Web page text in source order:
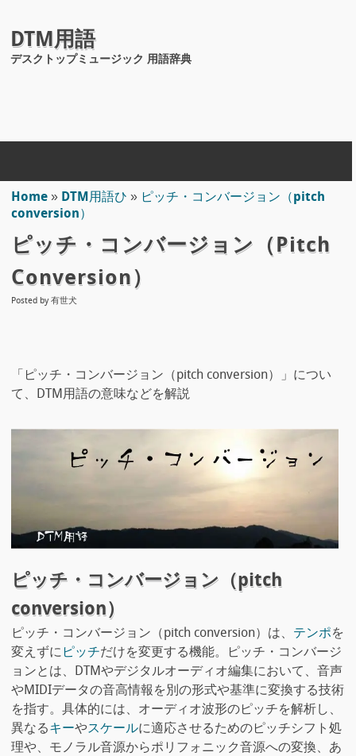
DTM用語
デスクトップミュージック 用語辞典
Home » DTM用語ひ » ピッチ・コンバージョン（pitch
conversion）
ピッチ・コンバージョン（pitch
Conversion）
Posted by有世犬
「ピッチ・コンバージョン（pitch conversion）」につい
て、DTM用語の意味などを解説
ピッチ・コンバージョン（pitch
conversion）
ピッチ・コンバージョン（pitch conversion）は、 テンポを
変えずに ピッチだけを変更する機能。ピッチ・コンバージ
ョンとは、DTMやデジタルオーディオ編集において、音声
やMIDIデータの音高情報を別の形式や基準に変換する技術
を指す。具体的には、オーディオ波形のピッチを解析し、
異なるキーやスケールに適応させるためのピッチシフト処
理や、モノラル音源からポリフォニック音源への変換、あ